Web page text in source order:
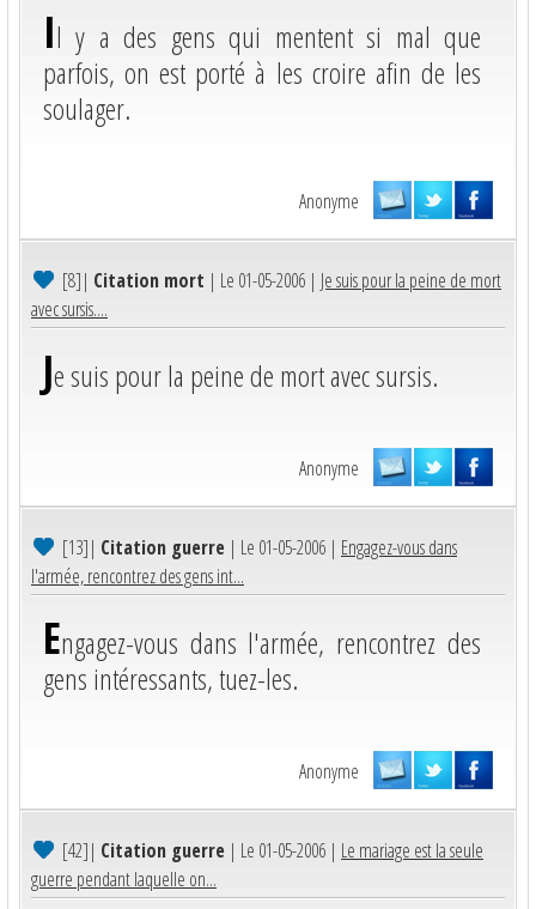
Il y a des gens qui mentent si mal que
parfois, on est porté à les croire afin de les
soulager.
Anonyme
[8]| Citation mort | Le 01-05-2006 | Je suis pour la peine de mort
avec sursis....
Je suis pour la peine de mort avec sursis.
Anonyme
[13]| Citation guerre | Le 01-05-2006 | Engagez-vous dans
l'armée, rencontrez des gens int...
Engagez-vous dans l'armée, rencontrez des
gens intéressants, tuez-les.
Anonyme
[42]| Citation guerre | Le 01-05-2006 | Le mariage est la seule
guerre pendant laquelle on...